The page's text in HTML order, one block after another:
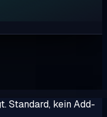
Standard, kein Add-